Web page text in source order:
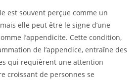
est souvent perçue comme un
elle peut être le signe d’une
l’appendicite. Cette condition,
de l’appendice, entraîne des
qui requièrent une attention
croissant de personnes se